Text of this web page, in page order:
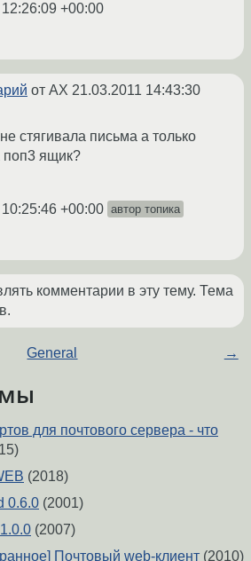
+00:00
от AX 21.03.2011 14:43:30
стягивала письма а только
поп3 ящик?
+00:00 автор топика
комментарии в эту тему. Тема
General →
для почтового сервера - что
(2018)
0.6.0 (2001)
(2007)
Почтовый web-клиент (2010)